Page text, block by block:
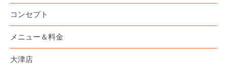
コンセプト
メニュー＆料金
大津店